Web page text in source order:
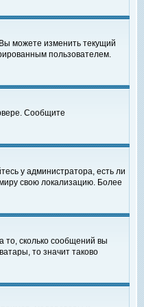
можете изменить текущий
пользователем.
Сообщите
у администратора, есть ли
свою локализацию. Более
то, сколько сообщений вы
то значит таково